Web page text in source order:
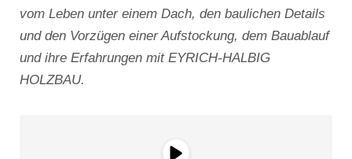
vom Leben unter einem Dach, den baulichen Details
und den Vorzügen einer Aufstockung, dem Bauablauf
und ihre Erfahrungen mit EYRICH-HALBIG
HOLZBAU.